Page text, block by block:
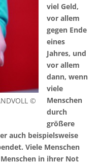
©
viel Geld,
vor allem
gegen Ende
eines
Jahres, und
vor allem
dann, wenn
viele
Menschen
durch
größere
auch beispielsweise
Viele Menschen
in ihrer Not